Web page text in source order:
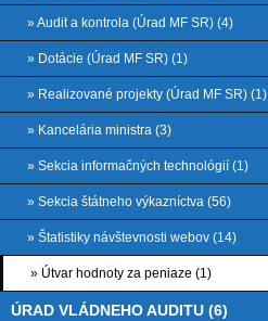
» Audit a kontrola (Úrad MF SR) (4)
» Dotácie (Úrad MF SR) (1)
» Realizované projekty (Úrad MF SR) (1)
» Kancelária ministra (3)
» Sekcia informačných technológií (1)
» Sekcia štátneho výkazníctva (56)
» Štatistiky návštevnosti webov (14)
» Útvar hodnoty za peniaze (1)
ÚRAD VLÁDNEHO AUDITU (6)